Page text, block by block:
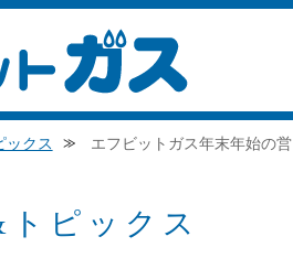
ックス
エフビットガス年末年始の営
ピックス